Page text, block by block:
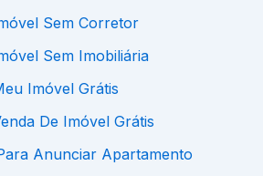
Sem Corretor
Sem Imobiliária
Imóvel Grátis
De Imóvel Grátis
Anunciar Apartamento